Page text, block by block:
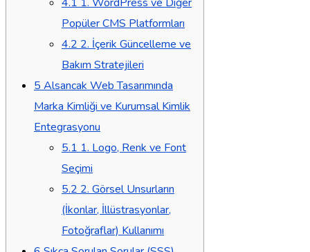
Popüler CMS Platformları
4.2 2. İçerik Güncelleme ve
Bakım Stratejileri
5 Alsancak Web Tasarımında
Marka Kimliği ve Kurumsal Kimlik
Entegrasyonu
5.1 1. Logo, Renk ve Font
Seçimi
5.2 2. Görsel Unsurların
(İkonlar, İllüstrasyonlar,
Fotoğraflar) Kullanımı